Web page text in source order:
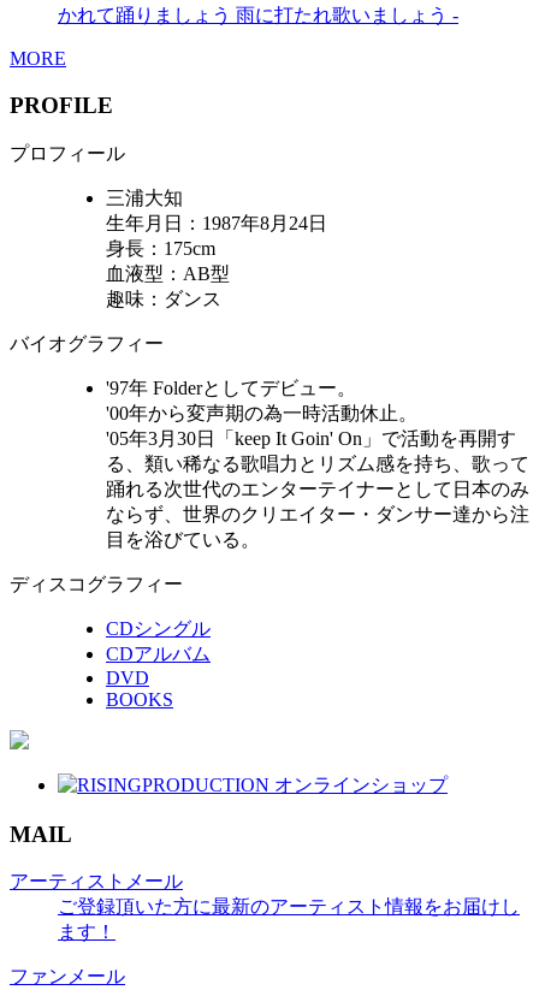
かれて踊りましょう 雨に打たれ歌いましょう -
MORE
PROFILE
プロフィール
三浦大知
生年月日：1987年8月24日
身長：175cm
血液型：AB型
趣味：ダンス
バイオグラフィー
'97年 Folderとしてデビュー。
'00年から変声期の為一時活動休止。
'05年3月30日「keep It Goin' On」で活動を再開す
る、類い稀なる歌唱力とリズム感を持ち、歌って
踊れる次世代のエンターテイナーとして日本のみ
ならず、世界のクリエイター・ダンサー達から注
目を浴びている。
ディスコグラフィー
CDシングル
CDアルバム
DVD
BOOKS
MAIL
アーティストメール
ご登録頂いた方に最新のアーティスト情報をお届けし
ます！
ファンメール